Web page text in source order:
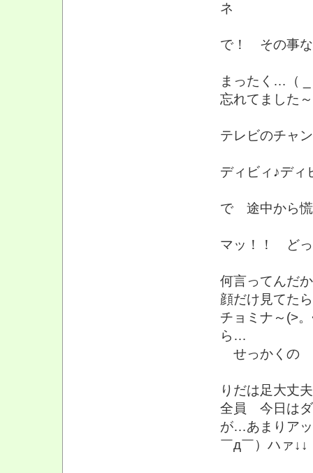
ネ
で！ その事な
まったく…（ _
忘れてました
テレビのチャ
ディビィ♪デ
で 途中から慌
マッ！！ どっ
何言ってんだ
顔だけ見てた
チョミナ～(>
ら…
せっかくの
りだは足大丈
全員 今日はダ
が…あまりア
￣д￣）ハァ↓↓